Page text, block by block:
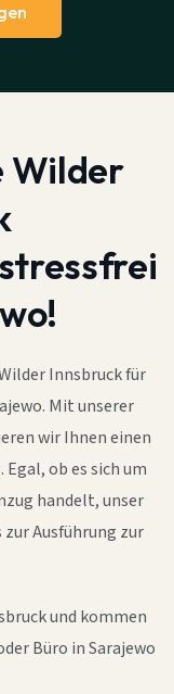
Wilder
Innsbruck für
Mit unserer
wir Ihnen einen
ob es sich um
handelt, unser
Ausführung zur
und kommen
Büro in Sarajewo